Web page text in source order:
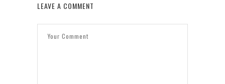
LEAVE A COMMENT